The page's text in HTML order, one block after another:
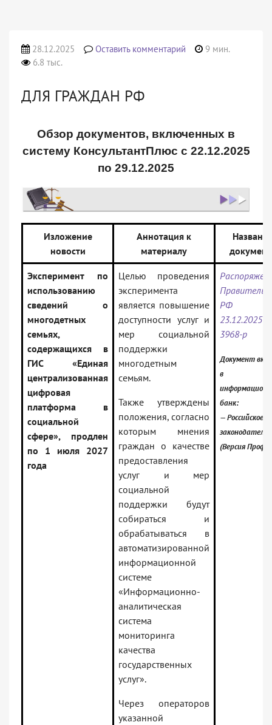
28.12.2025 Оставить комментарий
9 мин.
6.8 тыс.
ДЛЯ ГРАЖДАН РФ
Обзор документов, включенных в
систему КонсультантПлюс с 22.12.2025
по 29.12.2025
Изложение
новости
Аннотация к
материалу
Эксперимент по
использованию
сведений о
многодетных
семьях,
содержащихся в
ГИС «Единая
централизованная
цифровая
платформа в
социальной
сфере», продлен
по 1 июля 2027
года
Целью проведения
эксперимента
является повышение
доступности услуг и
мер социальной
поддержки
многодетным
семьям.
Также утверждены
положения, согласно
которым мнения
граждан о качестве
предоставления
услуг и мер
социальной
поддержки будут
собираться и
обрабатываться в
автоматизированной
информационной
системе
«Информационно-
аналитическая
система
мониторинга
качества
государственных
услуг».
Через операторов
указанной
РФ
3968-р
Документ
в
банк:
— Российское
(Версия Проф)